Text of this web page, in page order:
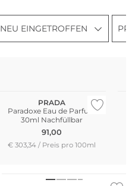
NEU EINGETROFFEN
PRADA
Paradoxe Eau de Parfum
30ml Nachfüllbar
91,00
€ 303,34 / Preis pro 100ml